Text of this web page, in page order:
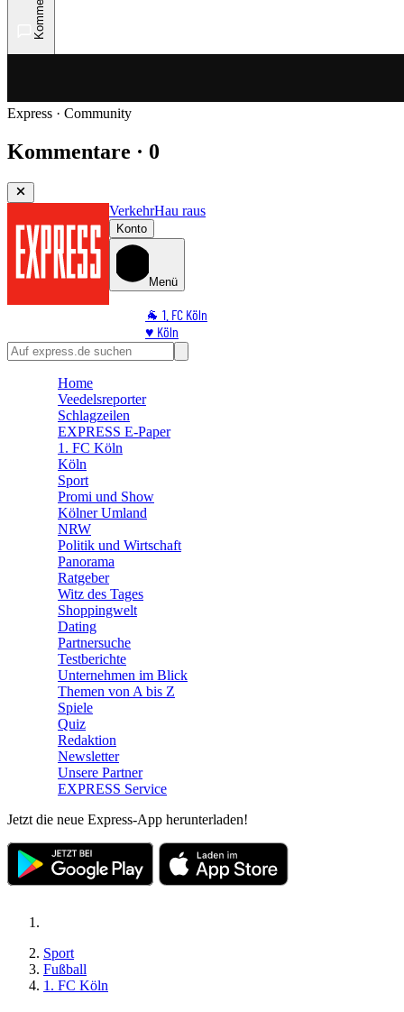
Express · Community
Kommentare · 0
VerkehrHau raus
Konto
Menü
🐐 1. FC Köln
♥️ Köln
⭐ Promi
🛒 Shoppingwelt
Home
Veedelsreporter
Schlagzeilen
EXPRESS E-Paper
1. FC Köln
Köln
Sport
Promi und Show
Kölner Umland
NRW
Politik und Wirtschaft
Panorama
Ratgeber
Witz des Tages
Shoppingwelt
Dating
Partnersuche
Testberichte
Unternehmen im Blick
Themen von A bis Z
Spiele
Quiz
Redaktion
Newsletter
Unsere Partner
EXPRESS Service
Jetzt die neue Express-App herunterladen!
Sport
Fußball
1. FC Köln